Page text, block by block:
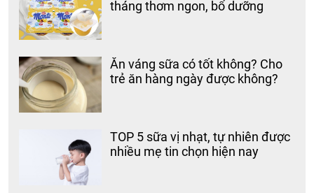
tháng thơm ngon, bổ dưỡng
Ăn váng sữa có tốt không? Cho
trẻ ăn hàng ngày được không?
TOP 5 sữa vị nhạt, tự nhiên được
nhiều mẹ tin chọn hiện nay